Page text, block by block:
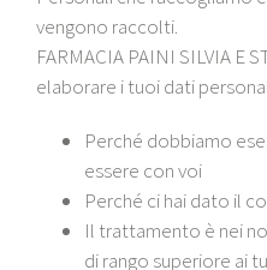
vengono raccolti.
FARMACIA PAINI SILVIA E
elaborare i tuoi dati
Perché dobbiamo
essere con voi
Perché ci hai dato il
Il trattamento è nei
di rango superiore ai